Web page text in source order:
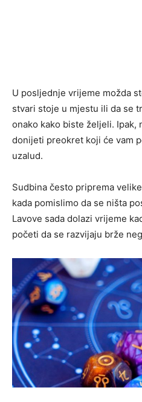
U posljednje vrijeme možda
stvari stoje u mjestu ili da se
onako kako biste željeli. Ipak,
donijeti preokret koji će vam
uzalud.
Sudbina često priprema
kada pomislimo da se ništa
Lavove sada dolazi vrijeme
početi da se razvijaju brže